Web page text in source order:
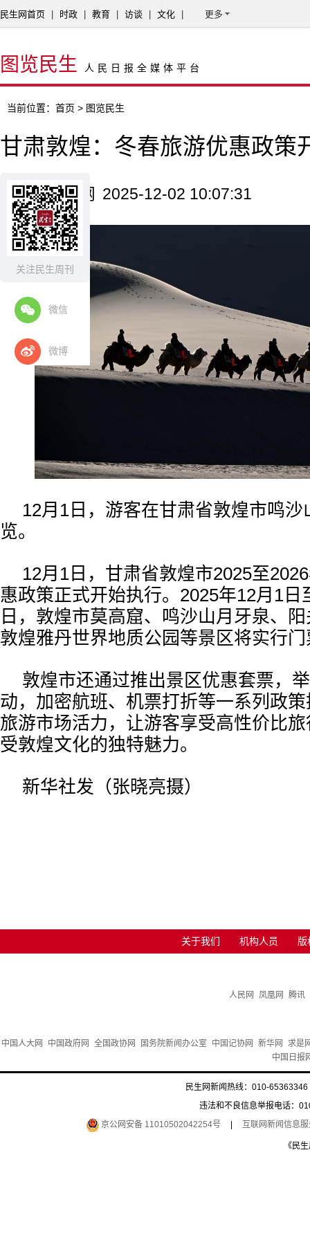
关注民生周刊
微信
微博
民生网首页 时政 教育 访谈 文化 更多
图览民生 人民日报全媒体平台
当前位置： 首页 > 图览民生
甘肃敦煌：冬春旅游优惠政策
来源：新华网 2025-12-02 10:07:31
12月1日，游客在甘肃省敦煌市鸣
览。
12月1日，甘肃省敦煌市2025至
惠政策正式开始执行。2025年12月1日
日，敦煌市莫高窟、鸣沙山月牙泉、
敦煌雅丹世界地质公园等景区将实行
敦煌市还通过推出景区优惠套票，
动，加密航班、机票打折等一系列政
旅游市场活力，让游客享受高性价比
受敦煌文化的独特魅力。
新华社发（张晓亮摄）
关于我们 机构人员 版
人民网 凤凰网 腾讯
中国人大网 中国政府网 全国政协网 国务院新闻办公室 中国记协网 新华网
求是
中国日报
民生网新闻热线：010-
违法和不良信息举报电话：
京公网安备 11010502042254号
互联网新闻信息
《民